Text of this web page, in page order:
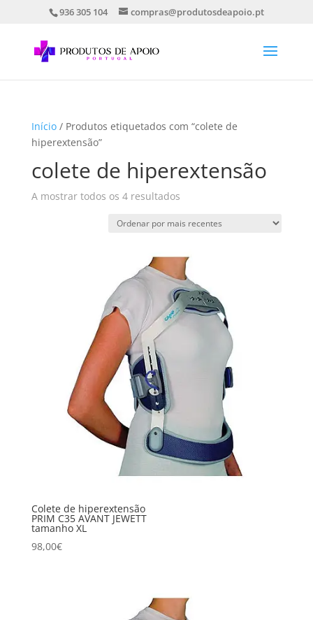
936 305 104 compras@produtosdeapoio.pt
Início/ Produtos etiquetados com “colete de
hiperextensão”
colete de hiperextensão
A mostrar todos os 4 resultadosOrdenado
mais
Colete de hiperextensão
PRIM C35 AVANT JEWETT
tamanho XL
98,00€